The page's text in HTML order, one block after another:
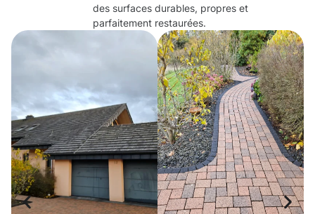
des surfaces durables, propres et
parfaitement restaurées.